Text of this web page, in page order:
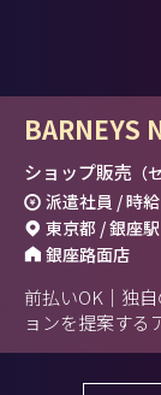
BARNEYS
ショップ販売 （
派遣社員 / 時給
東京都 / 銀座
銀座路面店
前払いOK｜独
ョンを提案する